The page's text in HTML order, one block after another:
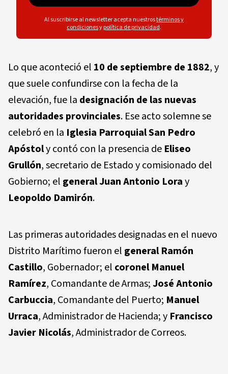
Al suscribirse al newsletter acepta nuestrostérminos y
condicionesypolítica de privacidad.
Lo que aconteció el 10 de septiembre de 1882, y
que suele confundirse con la fecha de la
elevación, fue la designación de las nuevas
autoridades provinciales. Ese acto solemne se
celebró en la Iglesia Parroquial San Pedro
Apóstoly contó con la presencia de Eliseo
Grullón, secretario de Estado y comisionado del
Gobierno; el general Juan Antonio Loray
Leopoldo Damirón.
Las primeras autoridades designadas en el nuevo
Distrito Marítimo fueron el general Ramón
Castillo, Gobernador; el coronel Manuel
Ramírez, Comandante de Armas;José Antonio
Carbuccia, Comandante del Puerto; Manuel
Urraca, Administrador de Hacienda; y Francisco
Javier Nicolás, Administrador de Correos.